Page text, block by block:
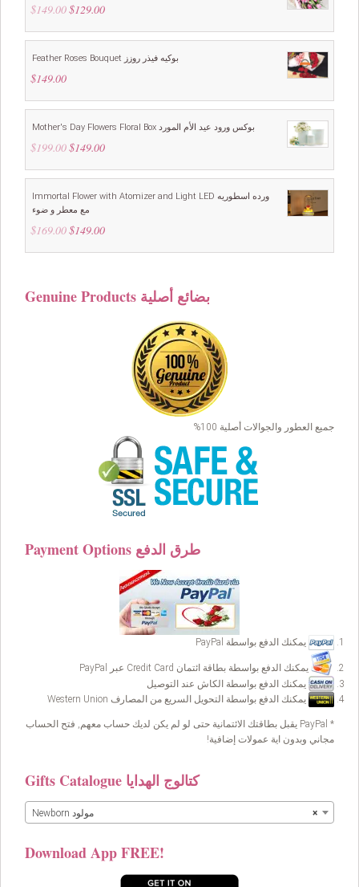
$149.00 Original
was:
$129.00Current
is:
Feather Roses Bouquet بوكيه فيذر روزز
$149.00
Mother's Day Flowers Floral Box بوكس ورود عيد الأم المورد
$199.00 Original
was:
$149.00Current
is:
Immortal Flower with Atomizer and Light LED ورده اسطوريه
مع معطر و ضوء
$169.00 Original
was:
$149.00Current
is:
Genuine Products بضائع أصلية
جميع العطور والجوالات أصلية 100%
Payment Options طرق الدفع
يمكنك الدفع بواسطة PayPal
يمكنك الدفع بواسطة بطاقة ائتمان Credit Card عبر PayPal
يمكنك الدفع بواسطة الكاش عند التوصيل
يمكنك الدفع بواسطة التحويل السريع من المصارف Western Union
* PayPal يقبل بطاقتك الائتمانية حتى لو لم يكن لديك حساب معهم, فتح الحساب
مجاني وبدون اية عمولات إضافية!
Gifts Catalogue كتالوج الهدايا
× Newborn مولود
Download App FREE!